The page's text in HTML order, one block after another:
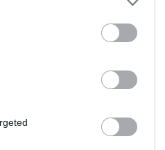
amire
is.
egész